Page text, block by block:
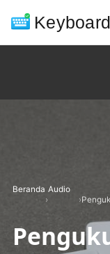
Beranda
›
Audio
›